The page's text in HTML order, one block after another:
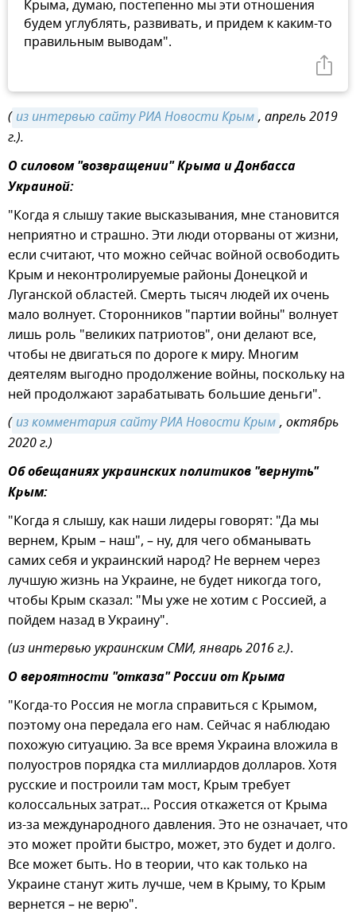
Крыма, думаю, постепенно мы эти отношения
будем углублять, развивать, и придем к каким-то
правильным выводам".
( из интервью сайту РИА Новости Крым, апрель 2019
г.).
О силовом "возвращении" Крыма и Донбасса
Украиной:
"Когда я слышу такие высказывания, мне становится
неприятно и страшно. Эти люди оторваны от жизни,
если считают, что можно сейчас войной освободить
Крым и неконтролируемые районы Донецкой и
Луганской областей. Смерть тысяч людей их очень
мало волнует. Сторонников "партии войны" волнует
лишь роль "великих патриотов", они делают все,
чтобы не двигаться по дороге к миру. Многим
деятелям выгодно продолжение войны, поскольку на
ней продолжают зарабатывать большие деньги".
( из комментария сайту РИА Новости Крым, октябрь
2020 г.)
Об обещаниях украинских политиков "вернуть"
Крым:
"Когда я слышу, как наши лидеры говорят: "Да мы
вернем, Крым – наш", – ну, для чего обманывать
самих себя и украинский народ? Не вернем через
лучшую жизнь на Украине, не будет никогда того,
чтобы Крым сказал: "Мы уже не хотим с Россией, а
пойдем назад в Украину".
(из интервью украинским СМИ, январь 2016 г.).
О вероятности "отказа" России от Крыма
"Когда-то Россия не могла справиться с Крымом,
поэтому она передала его нам. Сейчас я наблюдаю
похожую ситуацию. За все время Украина вложила в
полуостров порядка ста миллиардов долларов. Хотя
русские и построили там мост, Крым требует
колоссальных затрат… Россия откажется от Крыма
из-за международного давления. Это не означает, что
это может пройти быстро, может, это будет и долго.
Все может быть. Но в теории, что как только на
Украине станут жить лучше, чем в Крыму, то Крым
вернется – не верю".